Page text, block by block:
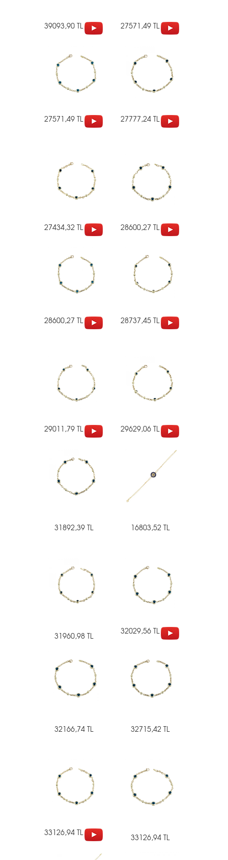
39093,90 TL 27571,49 TL
27571,49 TL 27777,24 TL
27434,32 TL 28600,27 TL
28600,27 TL 28737,45 TL
29011,79 TL 29629,06 TL
31892,39 TL 16803,52 TL
31960,98 TL 32029,56 TL
32166,74 TL 32715,42 TL
33126,94 TL 33126,94 TL